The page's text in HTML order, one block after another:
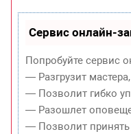
Сервис онлайн-
Попробуйте сервис
— Разгрузит
— Позволит гибко
— Разошлет
— Позволит принять